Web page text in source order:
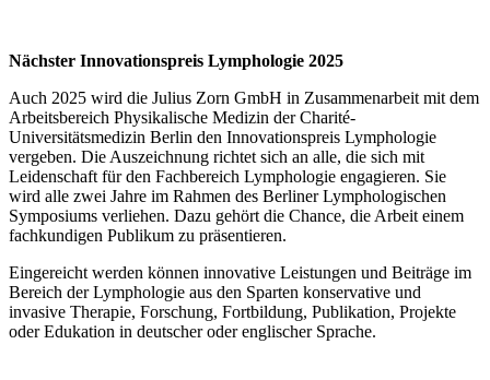
Nächster Innovationspreis Lymphologie 2025
Auch 2025 wird die Julius Zorn GmbH in Zusammenarbeit mit dem
Arbeitsbereich Physikalische Medizin der Charité-
Universitätsmedizin Berlin den Innovationspreis Lymphologie
vergeben. Die Auszeichnung richtet sich an alle, die sich mit
Leidenschaft für den Fachbereich Lymphologie engagieren. Sie
wird alle zwei Jahre im Rahmen des Berliner Lymphologischen
Symposiums verliehen. Dazu gehört die Chance, die Arbeit einem
fachkundigen Publikum zu präsentieren.
Eingereicht werden können innovative Leistungen und Beiträge im
Bereich der Lymphologie aus den Sparten konservative und
invasive Therapie, Forschung, Fortbildung, Publikation, Projekte
oder Edukation in deutscher oder englischer Sprache.